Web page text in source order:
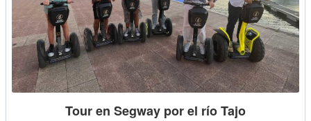
Tour en Segway por el río Tajo